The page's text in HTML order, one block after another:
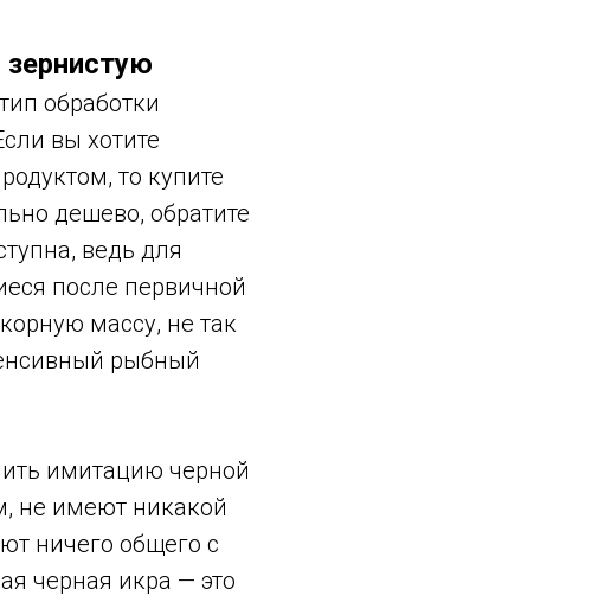
обработки
вы хотите
то купите
дешево, обратите
ведь для
после первичной
массу, не так
рыбный
имитацию черной
не имеют никакой
ничего общего с
черная икра — это